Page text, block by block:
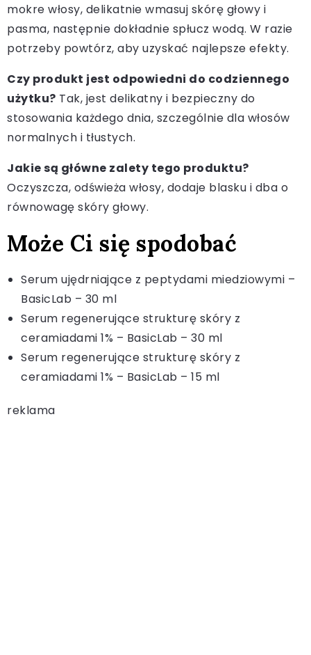
mokre włosy, delikatnie wmasuj skórę głowy i
pasma, następnie dokładnie spłucz wodą. W razie
potrzeby powtórz, aby uzyskać najlepsze efekty.
Czy produkt jest odpowiedni do codziennego
użytku? Tak, jest delikatny i bezpieczny do
stosowania każdego dnia, szczególnie dla włosów
normalnych i tłustych.
Jakie są główne zalety tego produktu?
Oczyszcza, odświeża włosy, dodaje blasku i dba o
równowagę skóry głowy.
Może Ci się spodobać
Serum ujędrniające z peptydami miedziowymi –
BasicLab – 30 ml
Serum regenerujące strukturę skóry z
ceramiadami 1% – BasicLab – 30 ml
Serum regenerujące strukturę skóry z
ceramiadami 1% – BasicLab – 15 ml
reklama